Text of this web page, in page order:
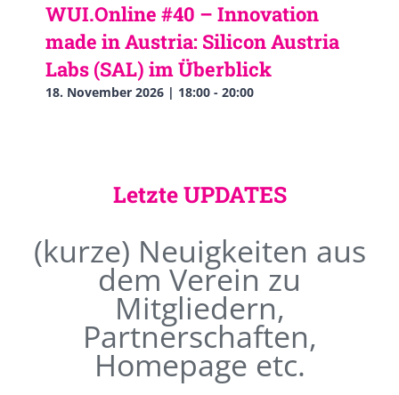
WUI.Online #40 – Innovation
made in Austria: Silicon Austria
Labs (SAL) im Überblick
18. November 2026 | 18:00 - 20:00
Letzte UPDATES
(kurze) Neuigkeiten aus
dem Verein zu
Mitgliedern,
Partnerschaften,
Homepage etc.